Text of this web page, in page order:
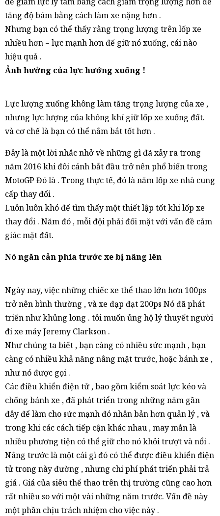
tăng độ bám bằng cách làm xe nặng hơn .
Nhưng bạn có thể thấy rằng trọng lượng trên lốp xe
nhiều hơn = lực mạnh hơn để giữ nó xuống, cái nào
hiệu quả .
Ảnh hưởng của lực hướng xuống !
Lực lượng xuống không làm tăng trọng lượng của xe ,
nhưng lực lượng của không khí giữ lốp xe xuống đất.
và cơ chế là bạn có thể nắm bắt tốt hơn .
Đây là một lời nhắc nhở về những gì đã xảy ra trong
năm 2016 khi đôi cánh bắt đầu trở nên phổ biến trong
MotoGP Đó là . Trong thực tế, đó là năm lốp xe nhà cung
cấp thay đổi .
Luôn luôn khó để tìm thấy một thiết lập tốt khi lốp xe
thay đổi . Năm đó , mỗi đội phải đối mặt với vấn đề cảm
giác mặt đất.
Nó ngăn cản phía trước xe bị nâng lên
Ngày nay, việc những chiếc xe thể thao lớn hơn 100ps
trở nên bình thường , và xe đạp đạt 200ps Nó đã phát
triển như khủng long . tôi muốn ủng hộ lý thuyết người
đi xe máy Jeremy Clarkson .
Như chúng ta biết , bạn càng có nhiều sức mạnh , bạn
càng có nhiều khả năng nâng mặt trước, hoặc bánh xe ,
như nó được gọi .
Các điều khiển điện tử , bao gồm kiểm soát lực kéo và
chống bánh xe , đã phát triển trong những năm gần
đây để làm cho sức mạnh đó nhân bản hơn quản lý , và
trong khi các cách tiếp cận khác nhau , may mắn là
nhiều phương tiện có thể giữ cho nó khỏi trượt và nổi .
Nâng trước là một cái gì đó có thể được điều khiển điện
tử trong này đường , nhưng chi phí phát triển phải trả
giá . Giá của siêu thể thao trên thị trường cũng cao hơn
rất nhiều so với một vài những năm trước. Vấn đề này
một phần chịu trách nhiệm cho việc này .